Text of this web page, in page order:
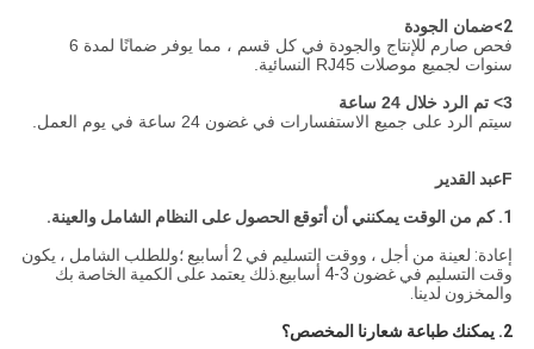
2> ضمان الجودة
فحص صارم للإنتاج والجودة في كل قسم ، مما يوفر ضمانًا لمدة 6
سنوات لجميع موصلات RJ45 النسائية.
3> تم الرد خلال 24 ساعة
سيتم الرد على جميع الاستفسارات في غضون 24 ساعة في يوم العمل.
Fعبد القدير
1. كم من الوقت يمكنني أن أتوقع الحصول على النظام الشامل والعينة.
إعادة: لعينة من أجل ، ووقت التسليم في 2 أسابيع ؛وللطلب الشامل ، يكون
وقت التسليم في غضون 3-4 أسابيع.ذلك يعتمد على الكمية الخاصة بك
والمخزون لدينا.
2. يمكنك طباعة شعارنا المخصص؟